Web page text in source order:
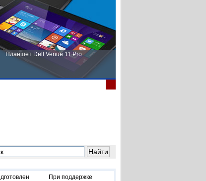
Планшет Dell Venue 11 Pro
При поддержке